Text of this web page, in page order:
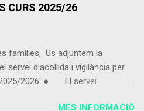
CURS 2025/26
famílies, Us adjuntem la
servei d’acollida i vigilància per
2026: ● El servei
MÉS INFORMACIÓ